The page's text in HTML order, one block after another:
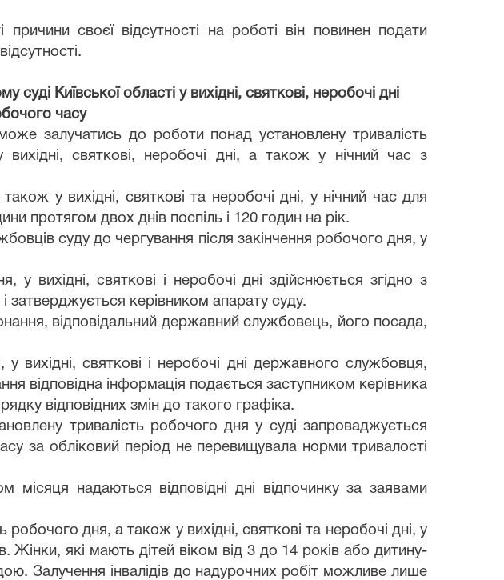
своєї відсутності на роботі він повинен подати
Київської області у вихідні, святкові, неробочі дні
часу
залучатись до роботи понад установлену тривалість
святкові, неробочі дні, а також у нічний час з
у вихідні, святкові та неробочі дні, у нічний час для
протягом двох днів поспіль і 120 годин на рік.
суду до чергування після закінчення робочого дня, у
вихідні, святкові і неробочі дні здійснюється згідно з
затверджується керівником апарату суду.
відповідальний державний службовець, його посада,
вихідні, святкові і неробочі дні державного службовця,
відповідна інформація подається заступником керівника
відповідних змін до такого графіка.
тривалість робочого дня у суді запроваджується
за обліковий період не перевищувала норми тривалості
надаються відповідні дні відпочинку за заявами
дня, а також у вихідні, святкові та неробочі дні, у
Жінки, які мають дітей віком від 3 до 14 років або дитину-
Залучення інвалідів до надурочних робіт можливе лише